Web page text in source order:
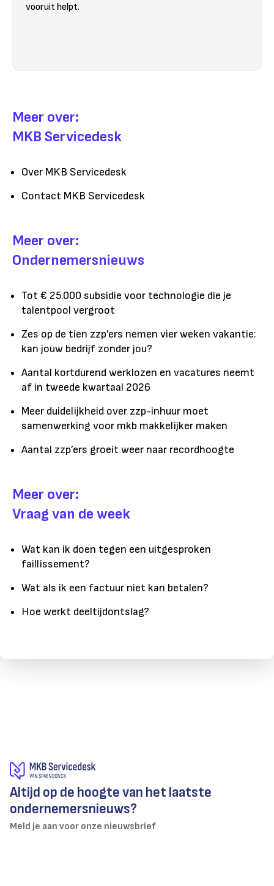
vooruit helpt.
Meer over:
MKB Servicedesk
Over MKB Servicedesk
Contact MKB Servicedesk
Meer over:
Ondernemersnieuws
Tot € 25.000 subsidie voor technologie die je
talentpool vergroot
Zes op de tien zzp’ers nemen vier weken vakantie:
kan jouw bedrijf zonder jou?
Aantal kortdurend werklozen en vacatures neemt
af in tweede kwartaal 2026
Meer duidelijkheid over zzp-inhuur moet
samenwerking voor mkb makkelijker maken
Aantal zzp’ers groeit weer naar recordhoogte
Meer over:
Vraag van de week
Wat kan ik doen tegen een uitgesproken
faillissement?
Wat als ik een factuur niet kan betalen?
Hoe werkt deeltijdontslag?
Altijd op de hoogte van het laatste
ondernemersnieuws?
Meld je aan voor onze nieuwsbrief